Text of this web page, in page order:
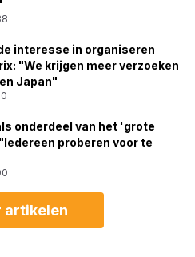
interesse in organiseren
"We krijgen meer verzoeken
Japan"
onderdeel van het 'grote
proberen voor te
artikelen